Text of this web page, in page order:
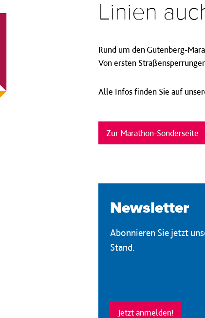
Linien
Rund um den Gutenberg-
Von ersten
Alle Infos finden Sie auf
Zur Marathon-Sonderseite
Newsletter
Abonnieren Sie jetzt
Stand.
Jetzt anmelden!